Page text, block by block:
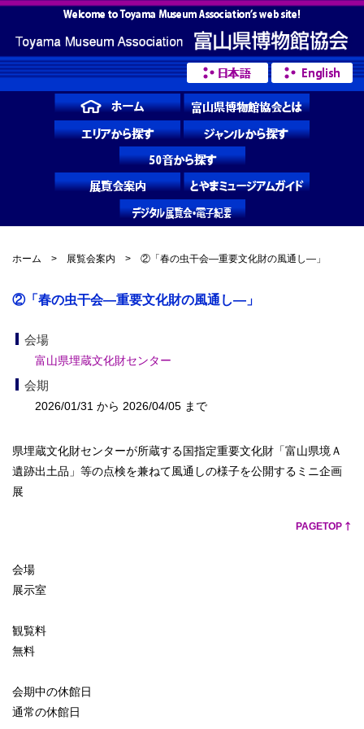
ホーム > 展覧会案内 > ②「春の虫干会―重要文化財の風通し―」
②「春の虫干会―重要文化財の風通し―」
会場
富山県埋蔵文化財センター
会期
2026/01/31 から 2026/04/05 まで
県埋蔵文化財センターが所蔵する国指定重要文化財「富山県境Ａ
遺跡出土品」等の点検を兼ねて風通しの様子を公開するミニ企画
展
PAGETOP
会場
展示室
観覧料
無料
会期中の休館日
通常の休館日